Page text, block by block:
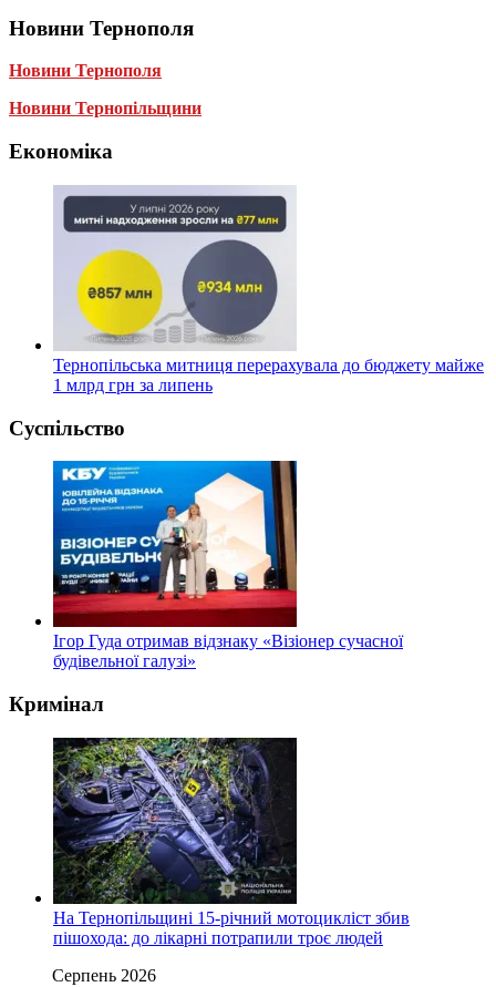
Новини Тернополя
Новини Тернополя
Новини Тернопільщини
Економіка
Тернопільська митниця перерахувала до бюджету майже
1 млрд грн за липень
Суспільство
Ігор Гуда отримав відзнаку «Візіонер сучасної
будівельної галузі»
Кримінал
На Тернопільщині 15-річний мотоцикліст збив
пішохода: до лікарні потрапили троє людей
Серпень 2026